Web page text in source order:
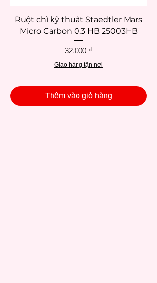
Ruột chì kỹ thuật Staedtler Mars
Micro Carbon 0.3 HB 25003HB
Giá
32.000 ₫
Giao hàng tận nơi
Thêm vào giỏ hàng